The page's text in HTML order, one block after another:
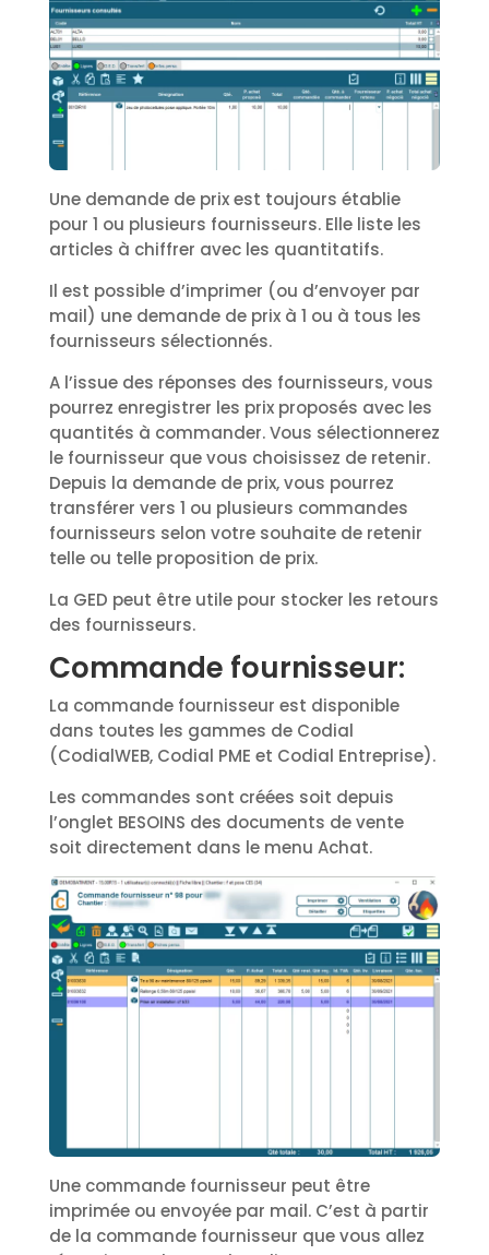
Une demande de prix est toujours établie
pour 1 ou plusieurs fournisseurs. Elle liste les
articles à chiffrer avec les quantitatifs.
Il est possible d’imprimer (ou d’envoyer par
mail) une demande de prix à 1 ou à tous les
fournisseurs sélectionnés.
A l’issue des réponses des fournisseurs, vous
pourrez enregistrer les prix proposés avec les
quantités à commander. Vous sélectionnerez
le fournisseur que vous choisissez de retenir.
Depuis la demande de prix, vous pourrez
transférer vers 1 ou plusieurs commandes
fournisseurs selon votre souhaite de retenir
telle ou telle proposition de prix.
La GED peut être utile pour stocker les retours
des fournisseurs.
Commande fournisseur:
La commande fournisseur est disponible
dans toutes les gammes de Codial
(CodialWEB, Codial PME et Codial Entreprise).
Les commandes sont créées soit depuis
l’onglet BESOINS des documents de vente
soit directement dans le menu Achat.
Une commande fournisseur peut être
imprimée ou envoyée par mail. C’est à partir
de la commande fournisseur que vous allez